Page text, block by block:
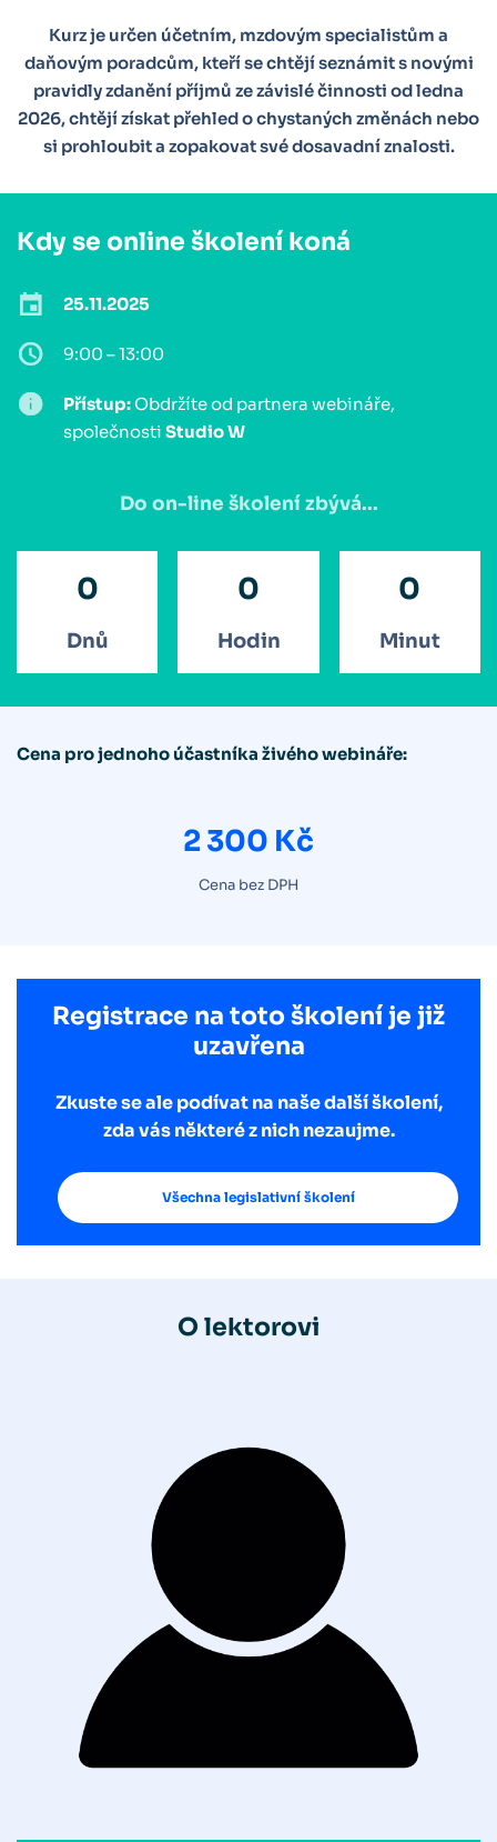
Kurz je určen účetním, mzdovým specialistům a
daňovým poradcům, kteří se chtějí seznámit s novými
pravidly zdanění příjmů ze závislé činnosti od ledna
2026, chtějí získat přehled o chystaných změnách nebo
si prohloubit a zopakovat své dosavadní znalosti.
Kdy se online školení koná
25.11.2025
9:00 – 13:00
Přístup:Obdržíte od partnera webináře,
společnosti Studio W
Do on-line školení zbývá...
0
Dnů
0
Hodin
0
Minut
Cena pro jednoho účastníka živého webináře:
2 300 Kč
Cena bez DPH
Registrace na toto školení je již
uzavřena
Zkuste se ale podívat na naše další školení,
zda vás některé z nich nezaujme.
Všechna legislativní školení
O lektorovi